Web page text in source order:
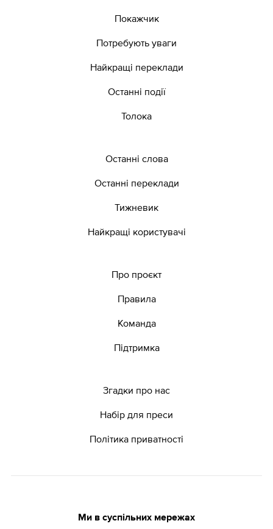
Покажчик
Потребують уваги
Найкращі переклади
Останні події
Толока
Останні слова
Останні переклади
Тижневик
Найкращі користувачі
Про проєкт
Правила
Команда
Підтримка
Згадки про нас
Набір для преси
Політика приватності
Ми в суспільних мережах